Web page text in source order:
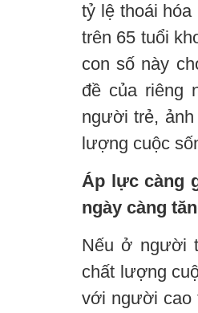
tỷ lệ thoái
trên 65 tuổi
con số này
đề của riêng
người trẻ,
lượng cuộc
Áp lực càng
ngày càng
Nếu ở người
chất lượng
với người cao